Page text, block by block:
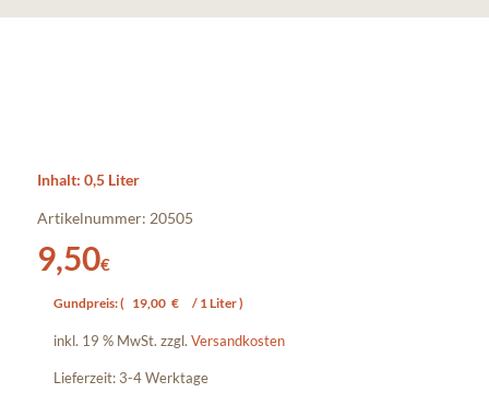
Inhalt: 0,5 Liter
Artikelnummer: 20505
9,50€
Gundpreis: ( 19,00 € / 1 Liter )
inkl. 19 % MwSt. zzgl. Versandkosten
Lieferzeit: 3-4 Werktage